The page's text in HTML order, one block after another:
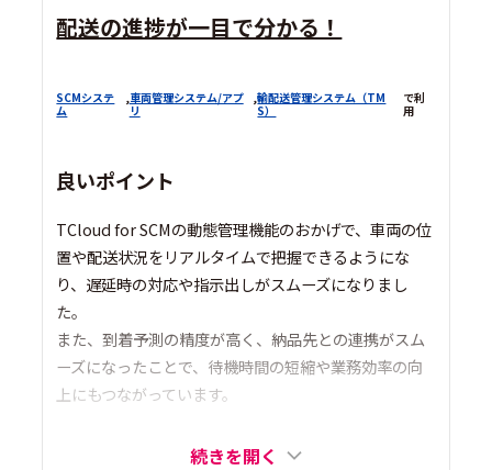
配送の進捗が一目で分かる！
SCMシステ
ム
,車両管理システム/アプ
リ
,輸配送管理システム（TM
S）
で利
用
良いポイント
TCloud for SCMの動態管理機能のおかげで、車両の位
置や配送状況をリアルタイムで把握できるようにな
り、遅延時の対応や指示出しがスムーズになりまし
た。
また、到着予測の精度が高く、納品先との連携がスム
ーズになったことで、待機時間の短縮や業務効率の向
上にもつながっています。
続きを開く